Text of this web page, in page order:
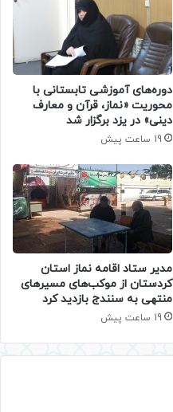
دوره‌های آموزشی تابستانی با
محوریت «نماز، قرآن و معارف
دینی» در یزد برگزار شد
19 ساعت پیش
مدیر ستاد اقامه نماز استان
کردستان از موکب‌های مسیرهای
منتهی به سنندج بازدید کرد
19 ساعت پیش